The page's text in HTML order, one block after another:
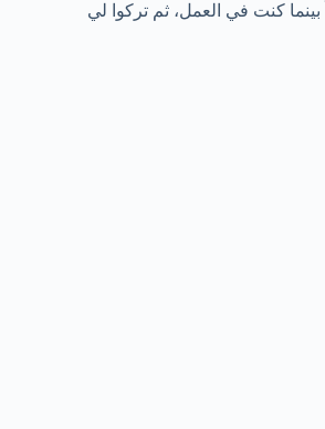
بينما كنت في العمل، ثم تركوا لي